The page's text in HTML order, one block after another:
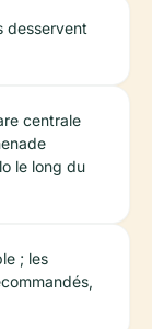
desservent
centrale
le long du
; les